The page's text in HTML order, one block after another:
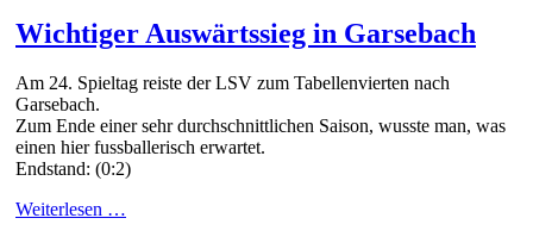
Wichtiger Auswärtssieg in Garsebach
Am 24. Spieltag reiste der LSV zum Tabellenvierten nach
Garsebach.
Zum Ende einer sehr durchschnittlichen Saison, wusste man, was
einen hier fussballerisch erwartet.
Endstand: (0:2)
Weiterlesen …